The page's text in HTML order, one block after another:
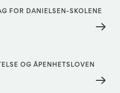
FOR DANIELSEN-SKOLENE
OG ÅPENHETSLOVEN